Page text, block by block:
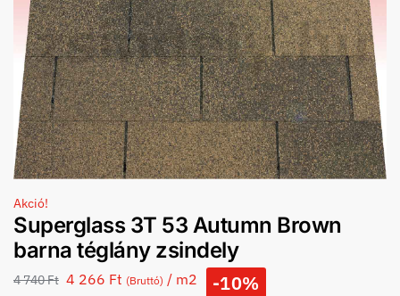
Akció!
Superglass 3T 53 Autumn Brown
barna téglány zsindely
4 740Ft 4 266 Ft (Bruttó) / m2 -10%